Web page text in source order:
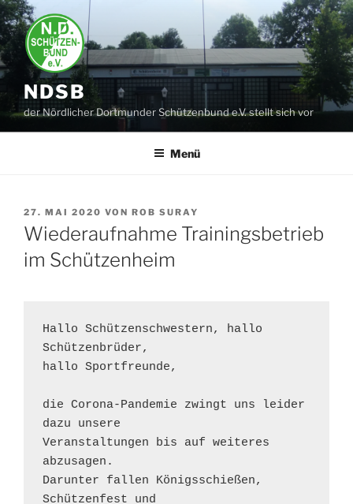
Zum
Inhalt
springen
NDSB
der Nördlicher Dortmunder Schützenbund e.V. stellt sich vor
Menü
VERÖFFENTLICHT
AM
27. MAI 2020 VON ROB SURAY
Wiederaufnahme Trainingsbetrieb
im Schützenheim
Hallo Schützenschwestern, hallo
Schützenbrüder,
hallo Sportfreunde,
die Corona-Pandemie zwingt uns leider
dazu unsere
Veranstaltungen bis auf weiteres
abzusagen.
Darunter fallen Königsschießen,
Schützenfest und